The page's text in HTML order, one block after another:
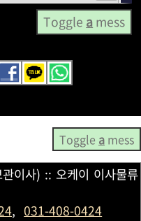
Toggle amess
Toggle a mess
이사) :: 오케이 이사물류
, 031-408-0424